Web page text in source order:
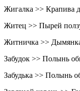
Жигалка >> Крапива
Житец >> Пырей
Житничка >>
Забудок >> Полынь
Забудька >> Полынь